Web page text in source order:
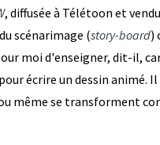
, diffusée à Télétoon et
scénarimage (story-board)
moi d'enseigner, dit-il,
écrire un dessin animé.
même se transforment